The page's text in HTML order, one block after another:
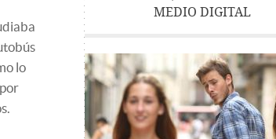
lo
MEDIO DIGITAL